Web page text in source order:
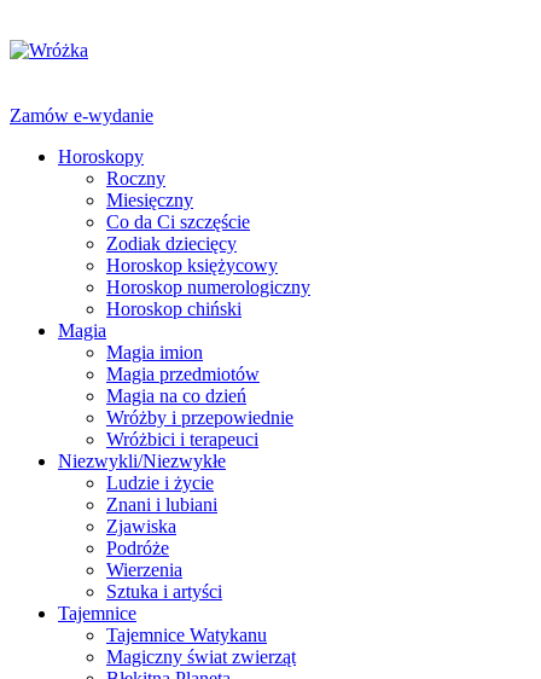
Zamów e-wydanie
Horoskopy
Roczny
Miesięczny
Co da Ci szczęście
Zodiak dziecięcy
Horoskop księżycowy
Horoskop numerologiczny
Horoskop chiński
Magia
Magia imion
Magia przedmiotów
Magia na co dzień
Wróżby i przepowiednie
Wróżbici i terapeuci
Niezwykli/Niezwykłe
Ludzie i życie
Znani i lubiani
Zjawiska
Podróże
Wierzenia
Sztuka i artyści
Tajemnice
Tajemnice Watykanu
Magiczny świat zwierząt